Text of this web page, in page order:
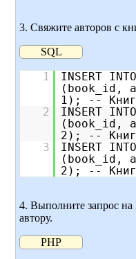
3. Свяжите авторов с
SQL
1
INSERT
(book_id,
1); --
2
INSERT
(book_id,
2); --
3
INSERT
(book_id,
2); --
4. Выполните запрос
автору.
PHP